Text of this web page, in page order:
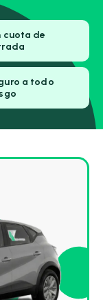
cuota de
a todo